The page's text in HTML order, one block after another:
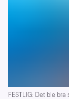
FESTLIG: Det ble